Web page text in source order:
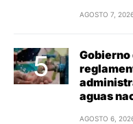
AGOSTO 7,
aguas
AGOSTO 6,